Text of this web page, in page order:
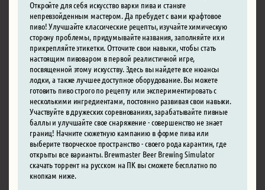
Откройте для себя искусство варки пива и станьте
непревзойденным мастером. Да пребудет с вами крафтовое
пиво! Улучшайте классические рецепты, изучайте химическую
сторону проблемы, придумывайте названия, заполняйте их и
прикрепляйте этикетки. Отточите свои навыки, чтобы стать
настоящим пивоваром в первой реалистичной игре,
посвященной этому искусству. Здесь вы найдете все нюансы
лодки, а также лучшее доступное оборудование. Вы можете
готовить пиво строго по рецепту или экспериментировать с
несколькими ингредиентами, постоянно развивая свои навыки.
Участвуйте в дружеских соревнованиях, зарабатывайте пивные
баллы и улучшайте свое снаряжение - совершенство не знает
границ! Начните сюжетную кампанию в форме пива или
выберите творческое пространство - своего рода карантин, где
открыты все варианты. Brewmaster Beer Brewing Simulator
скачать торрент на русском на ПК вы сможете бесплатно по
кнопкам ниже.